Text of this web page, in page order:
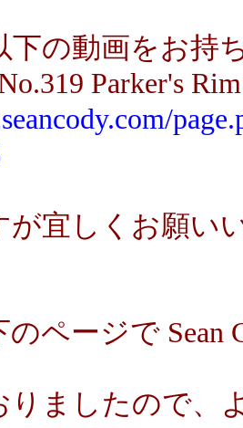
下の動画をお持
Parker's
が宜しくお願い
ページで Sean
りましたので、